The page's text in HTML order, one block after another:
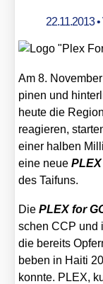
22.11.2013
Am 8.
pi­nen und
heu­te die
reagie­ren,
einer hal­ben
eine neue
des Tai­funs.
DiePLEX for
schen CCP und
die bereits
be­ben in Hai­ti
konn­te. PLEX,